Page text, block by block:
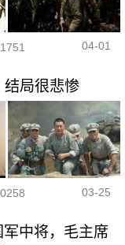
04-01
结局很悲惨
03-25
中将，毛主席